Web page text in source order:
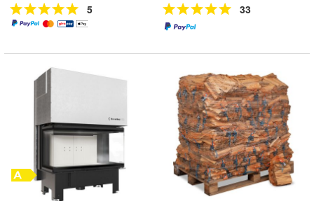
5 33